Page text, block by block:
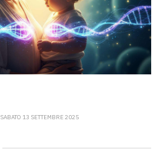
SABATO 13 SETTEMBRE 2025